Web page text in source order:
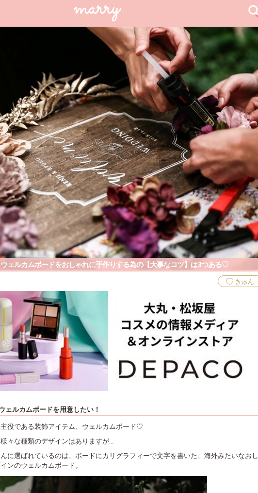
ェルカムボードをおしゃれに手作りする為の【大事なコツ】は3つある♡
きゅん
ェルカムボードを用意したい！
役である装飾アイテム、ウェルカムボード♡
々な種類のデザインはありますが…
に選ばれているのは、ボードにカリグラフィーで文字を書いた、海外みたいなおし
ンのウェルカムボード。